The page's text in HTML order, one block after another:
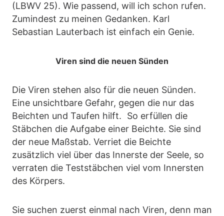
(LBWV 25). Wie passend, will ich schon rufen.
Zumindest zu meinen Gedanken. Karl
Sebastian Lauterbach ist einfach ein Genie.
Viren sind die neuen Sünden
Die Viren stehen also für die neuen Sünden.
Eine unsichtbare Gefahr, gegen die nur das
Beichten und Taufen hilft. So erfüllen die
Stäbchen die Aufgabe einer Beichte. Sie sind
der neue Maßstab. Verriet die Beichte
zusätzlich viel über das Innerste der Seele, so
verraten die Teststäbchen viel vom Innersten
des Körpers.
Sie suchen zuerst einmal nach Viren, denn man